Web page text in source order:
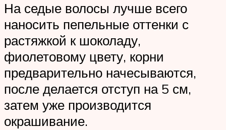
На седые волосы лучше всего
наносить пепельные оттенки с
растяжкой к шоколаду,
фиолетовому цвету, корни
предварительно начесываются,
после делается отступ на 5 см,
затем уже производится
окрашивание.